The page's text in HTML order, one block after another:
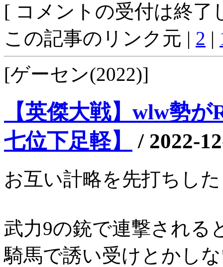
[ コメントの受付は終了
この記事のリンク元 | 2 |
[ゲーセン(2022)]
【英傑大戦】wlw勢
七位下足軽】
/ 2022-
お互い計略を先打ちし
武力9の銃で連撃される
騎馬で誘い受けとかし